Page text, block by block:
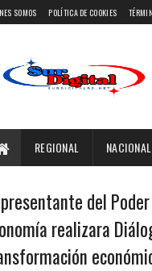
SOMOS POLÍTICA DE COOKIES
REGIONAL
del
realizara